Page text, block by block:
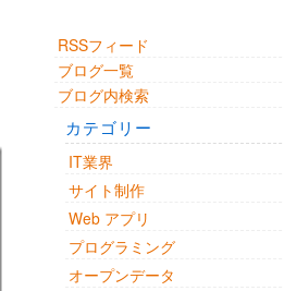
RSSフィード
ブログ一覧
ブログ内検索
カテゴリー
IT業界
サイト制作
Web アプリ
プログラミング
オープンデータ